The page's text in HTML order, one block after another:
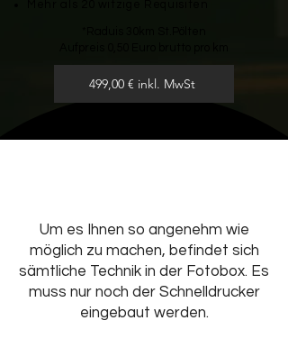
499,00 € inkl. MwSt
Um es Ihnen so angenehm wie
möglich zu machen, befindet sich
sämtliche Technik in der Fotobox. Es
muss nur noch der Schnelldrucker
eingebaut werden.